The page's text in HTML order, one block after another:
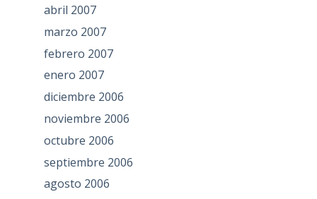
abril 2007
marzo 2007
febrero 2007
enero 2007
diciembre 2006
noviembre 2006
octubre 2006
septiembre 2006
agosto 2006